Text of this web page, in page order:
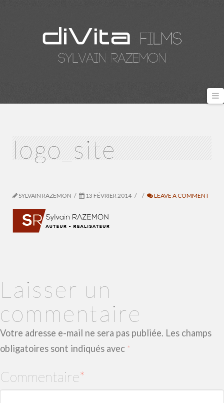
logo_site
SYLVAIN RAZEMON 13 FÉVRIER 2014 LEAVE A COMMENT
Laisser un
commentaire
Votre adresse e-mail ne sera pas publiée. Les champs
obligatoires sont indiqués avec *
Commentaire*